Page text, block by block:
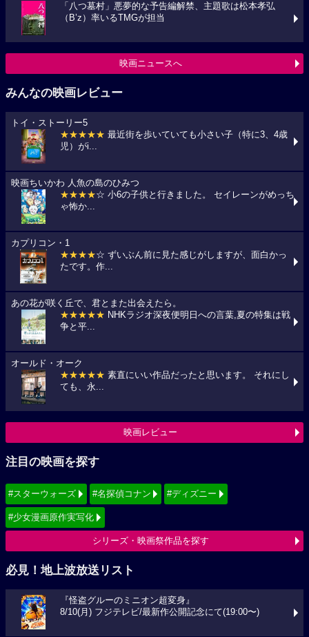
「八つ墓村」悪夢的な予告編解禁、主題歌は松本孝弘
（B’z）率いるTMGが担当
映画ニュースへ
みんなの映画レビュー
トイ・ストーリー5
★★★★★ 最近街を歩いていても小さい子（特に3、4歳
児）がi...
映画ちいかわ 人魚の島のひみつ
★★★★☆ 小6の子供と行きました。 セイレーンがめっち
ゃ怖か...
カプリコン・1
★★★★☆ ずいぶん前に見た感じがしますが、面白かっ
たです。作...
あの花が咲く丘で、君とまた出会えたら。
★★★★★ NHKラジオ深夜便明日への言葉,夏の特集は戦
争と平...
オールド・オーク
★★★★★ 素直にいい作品だったと思います。 それにし
ても、永...
映画レビュー
注目の映画を探す
#スターウォーズ #名探偵コナン #ディズニー
#少女漫画原作実写化
シリーズ・映画祭作品を探す
必見！地上波放送リスト
『怪盗グルーのミニオン超変身』
8/10(月) フジテレビ/最新作公開記念にて(19:00〜)